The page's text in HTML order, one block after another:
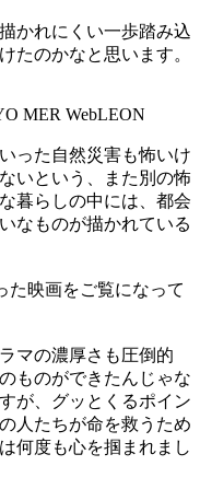
かれにくい一歩踏み込
たのかなと思います。
った自然災害も怖いけ
いという、また別の怖
暮らしの中には、都会
なものが描かれている
映画をご覧になって
マの濃厚さも圧倒的
ものができたんじゃな
が、グッとくるポイン
人たちが命を救うため
何度も心を掴まれまし